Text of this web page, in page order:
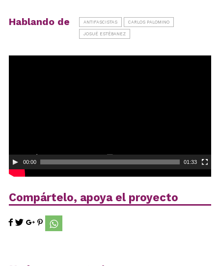
Hablando de ANTIFASCISTAS CARLOS PALOMINO
JOSUÉ ESTÉBANEZ
00:00 01:33
Compártelo, apoya el proyecto